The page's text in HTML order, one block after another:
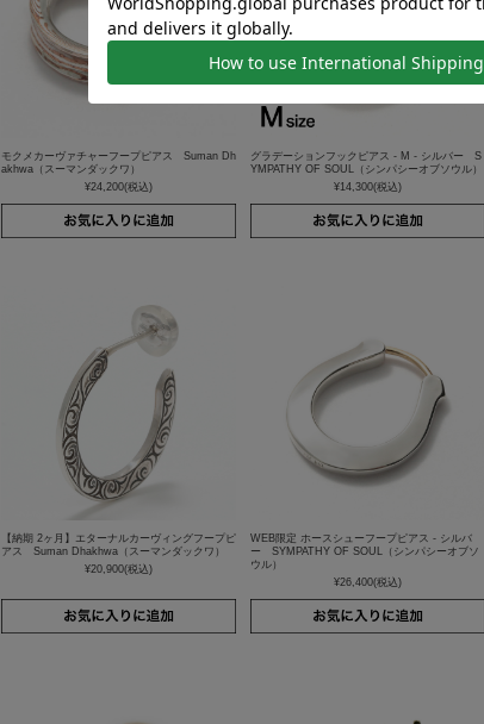
モクメカーヴァチャーフープピアス Suman Dh
akhwa（スーマンダックワ）
¥24,200(税込)
グラデーションフックピアス - M - シルバー S
YMPATHY OF SOUL（シンパシーオブソウル）
¥14,300(税込)
【納期 2ヶ月】エターナルカーヴィングフープピ
アス Suman Dhakhwa（スーマンダックワ）
¥20,900(税込)
WEB限定 ホースシューフープピアス - シルバ
ー SYMPATHY OF SOUL（シンパシーオブソ
ウル）
¥26,400(税込)